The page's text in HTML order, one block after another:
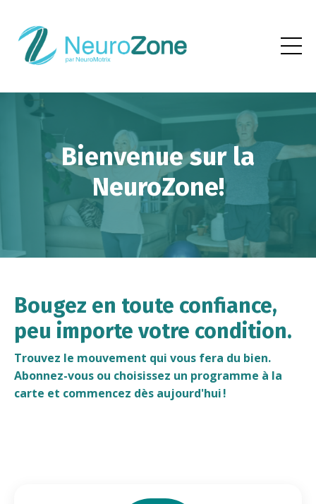
Bienvenue sur la
NeuroZone!
Bougez en toute confiance,
peu importe votre condition.
Trouvez le mouvement qui vous fera du bien.
Abonnez-vous ou choisissez un programme à la
carte et commencez dès aujourd'hui !